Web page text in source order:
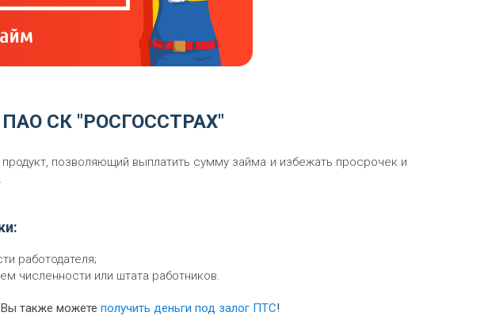
ПАО СК "РОСГОССТРАХ"
позволяющий выплатить сумму займа и избежать просрочек и
работодателя;
численности или штата работников.
также можете получить деньги под залог ПТС!